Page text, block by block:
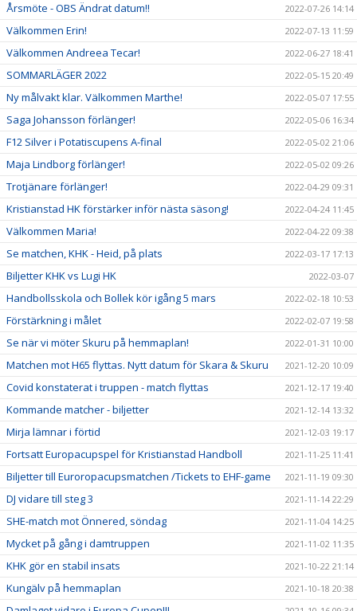
Årsmöte - OBS Ändrat datum!! 2022-07-26 14:14
Välkommen Erin! 2022-07-13 11:59
Välkommen Andreea Tecar! 2022-06-27 18:41
SOMMARLÄGER 2022 2022-05-15 20:49
Ny målvakt klar. Välkommen Marthe! 2022-05-07 17:55
Saga Johansson förlänger! 2022-05-06 16:34
F12 Silver i Potatiscupens A-final 2022-05-02 21:06
Maja Lindborg förlänger! 2022-05-02 09:26
Trotjänare förlänger! 2022-04-29 09:31
Kristianstad HK förstärker inför nästa säsong! 2022-04-24 11:45
Välkommen Maria! 2022-04-22 09:38
Se matchen, KHK - Heid, på plats 2022-03-17 17:13
Biljetter KHK vs Lugi HK 2022-03-07
Handbollsskola och Bollek kör igång 5 mars 2022-02-18 10:53
Förstärkning i målet 2022-02-07 19:58
Se när vi möter Skuru på hemmaplan! 2022-01-31 10:00
Matchen mot H65 flyttas. Nytt datum för Skara & Skuru 2021-12-20 10:09
Covid konstaterat i truppen - match flyttas 2021-12-17 19:40
Kommande matcher - biljetter 2021-12-14 13:32
Mirja lämnar i förtid 2021-12-03 19:17
Fortsatt Europacupspel för Kristianstad Handboll 2021-11-25 11:41
Biljetter till Euroropacupsmatchen /Tickets to EHF-game 2021-11-19 09:30
DJ vidare till steg 3 2021-11-14 22:29
SHE-match mot Önnered, söndag 2021-11-04 14:25
Mycket på gång i damtruppen 2021-11-02 11:35
KHK gör en stabil insats 2021-10-22 21:14
Kungälv på hemmaplan 2021-10-18 20:38